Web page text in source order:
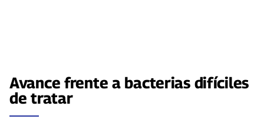
Avance frente a bacteriasdifíciles
de tratar